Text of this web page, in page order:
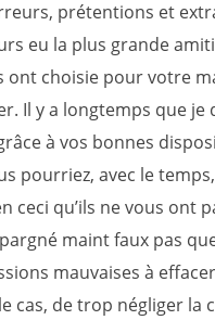
prétentions et
eu la plus grande
ont choisie pour votre
Il y a longtemps que
à vos bonnes
pourriez, avec le
ceci qu’ils ne vous ont
maint faux pas
mauvaises à
cas, de trop négliger la